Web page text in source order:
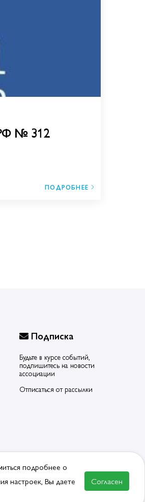
№ 312
ПОДРОБНЕЕ
Подписка
Будьте в курсе событий,
подпишитесь на новости
ассоциации
Отписаться от рассылки
В АССОЦИАЦИЮ
подробнее о
настроек, Вы даете
Согласен